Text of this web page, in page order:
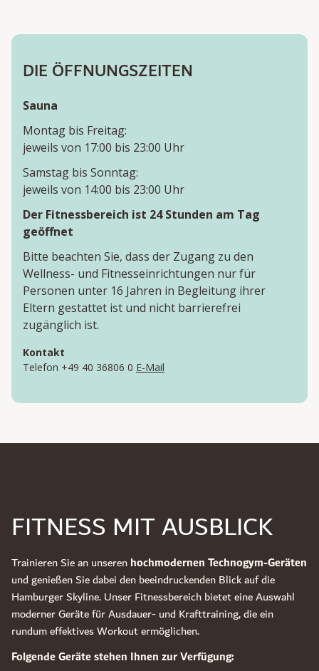
DIE ÖFFNUNGSZEITEN
Sauna
Montag bis Freitag:
jeweils von 17:00 bis 23:00 Uhr
Samstag bis Sonntag:
jeweils von 14:00 bis 23:00 Uhr
Der Fitnessbereich ist 24 Stunden am Tag
geöffnet
Bitte beachten Sie, dass der Zugang zu den
Wellness- und Fitnesseinrichtungen nur für
Personen unter 16 Jahren in Begleitung ihrer
Eltern gestattet ist und nicht barrierefrei
zugänglich ist.
Kontakt
Telefon +49 40 36806 0 E-Mail
FITNESS MIT AUSBLICK
Trainieren Sie an unserenhochmodernen Technogym-Geräten
und genießen Sie dabei den beeindruckenden Blick auf die
Hamburger Skyline. Unser Fitnessbereich bietet eine Auswahl
moderner Geräte für Ausdauer- und Krafttraining, die ein
rundum effektives Workout ermöglichen.
Folgende Geräte stehen Ihnen zur Verfügung: